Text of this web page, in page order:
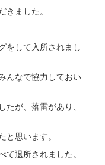
ました。
をして入所されまし
んなで協力しておい
が、落雷があり、
思います。
退所されました。